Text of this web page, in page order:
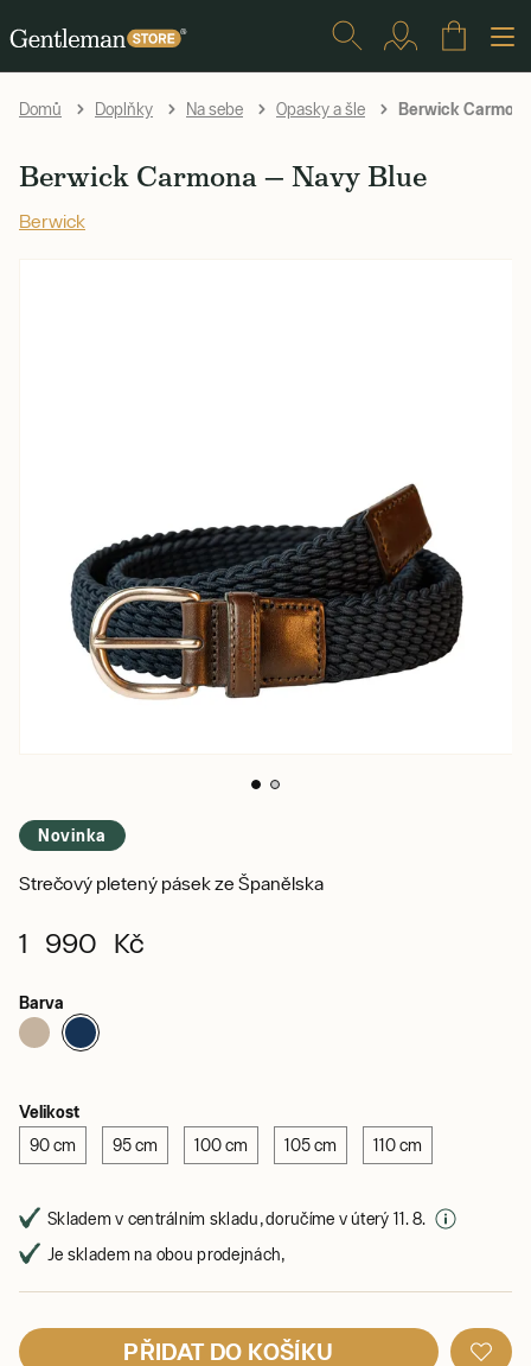
Domů Doplňky Na sebe Opasky a šle Berwick
Berwick Carmona — Navy Blue
Berwick
Novinka
Strečový pletený pásek ze Španělska
1 990 Kč
Barva
Velikost
90 cm 95 cm 100 cm 105 cm 110 cm
Skladem v centrálním skladu, doručíme v úterý 11. 8.
Je skladem na obou prodejnách,
PŘIDAT DO KOŠÍKU